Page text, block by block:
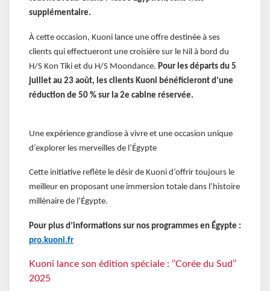
supplémentaire.
À cette occasion, Kuoni lance une offre destinée à ses
clients qui effectueront une croisière sur le Nil à bord du
H/S Kon Tiki et du H/S Moondance. Pour les départs du 5
juillet au 23 août, les clients Kuoni bénéficieront d’une
réduction de 50 % sur la 2e cabine réservée.
Une expérience grandiose à vivre et une occasion unique
d’explorer les merveilles de l’Égypte
Cette initiative reflète le désir de Kuoni d’offrir toujours le
meilleur en proposant une immersion totale dans l’histoire
millénaire de l’Égypte.
Pour plus d’informations sur nos programmes en Égypte :
pro.kuoni.fr
Kuoni lance son édition spéciale : ‘’Corée du Sud’’
2025